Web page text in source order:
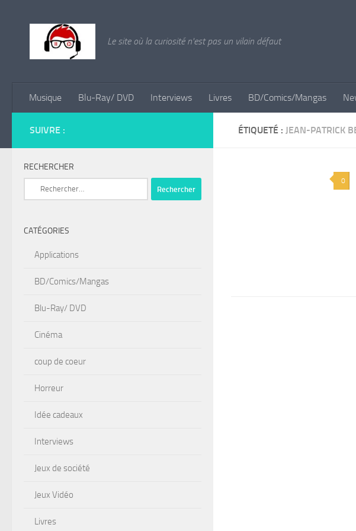
Le site où la curiosité n'est pas un vilain défaut
Musique Blu-Ray/ DVD Interviews Livres BD/Comics/Mangas
ÉTIQUETÉ : JEAN-PATRICK
0
SUIVRE :
RECHERCHER
Rechercher :
CATÉGORIES
Applications
BD/Comics/Mangas
Blu-Ray/ DVD
Cinéma
coup de coeur
Horreur
Idée cadeaux
Interviews
Jeux de société
Jeux Vidéo
Livres